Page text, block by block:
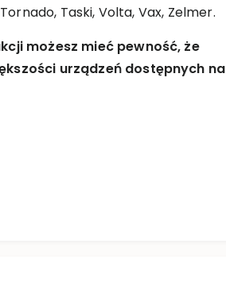
Taski, Volta, Vax, Zelmer.
możesz mieć pewność, że
urządzeń dostępnych na